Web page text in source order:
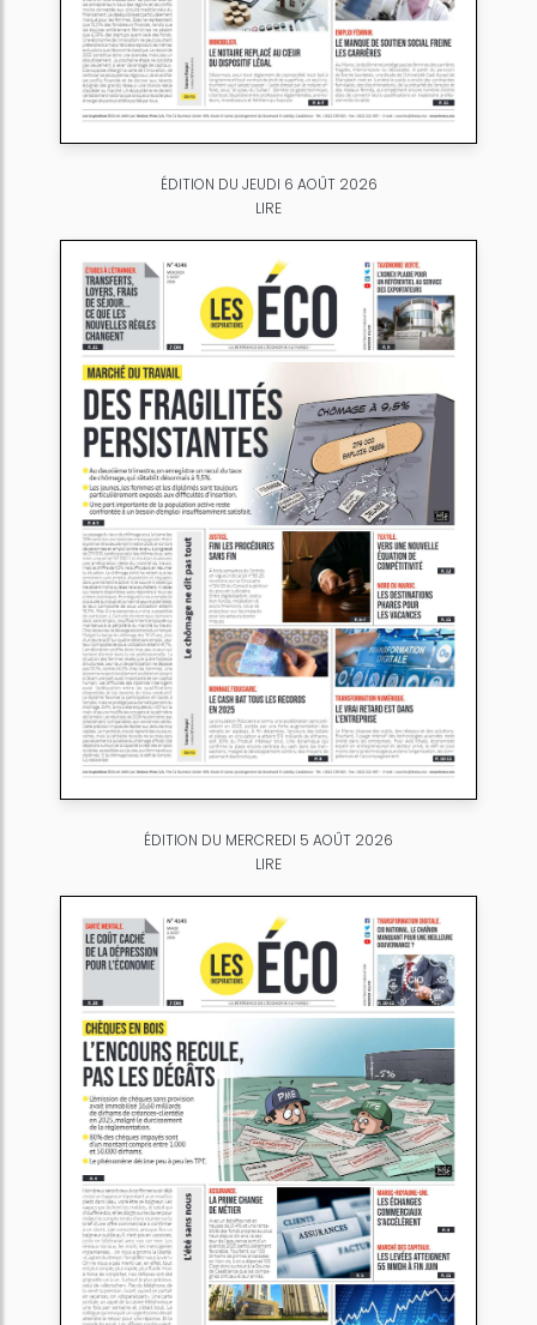
ÉDITION DU JEUDI 6 AOÛT 2026
LIRE
ÉDITION DU MERCREDI 5 AOÛT 2026
LIRE